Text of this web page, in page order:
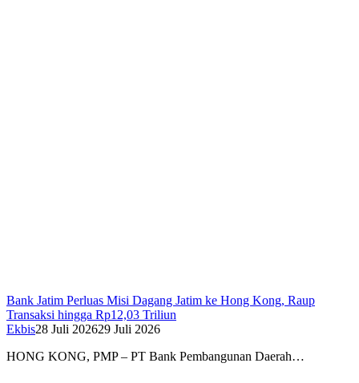
Bank Jatim Perluas Misi Dagang Jatim ke Hong Kong, Raup
Transaksi hingga Rp12,03 Triliun
Ekbis28 Juli 202629 Juli 2026
HONG KONG, PMP – PT Bank Pembangunan Daerah…